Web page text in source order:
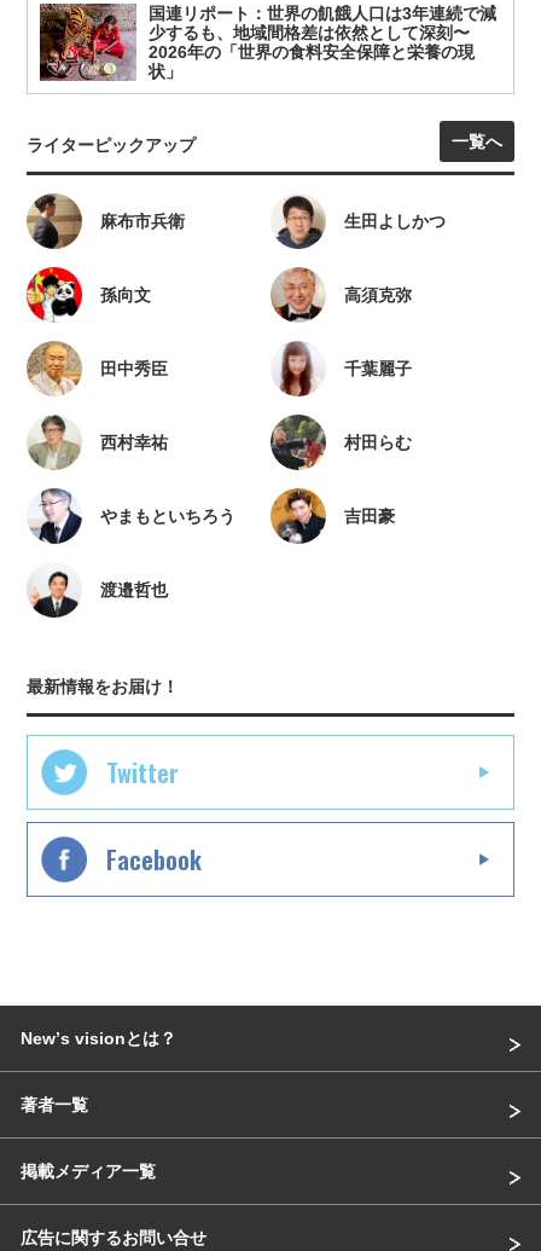
国連リポート：世界の飢餓人口は3年連続で減
少するも、地域間格差は依然として深刻〜
2026年の「世界の食料安全保障と栄養の現
状」
ライターピックアップ 一覧へ
麻布市兵衛 生田よしかつ
孫向文 高須克弥
田中秀臣 千葉麗子
西村幸祐 村田らむ
やまもといちろう 吉田豪
渡邉哲也
最新情報をお届け！
Twitter
Facebook
Newʼs visionとは？
著者一覧
掲載メディア一覧
広告に関するお問い合せ